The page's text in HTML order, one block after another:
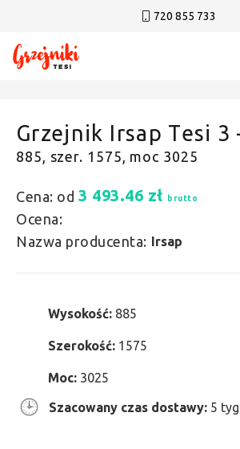
720 855 733
Grzejnik Irsap Tesi 3
885, szer. 1575, moc 3025
Cena: od 3 493.46 zł brutto
Ocena:
Nazwa producenta: Irsap
Wysokość: 885
Szerokość: 1575
Moc: 3025
Szacowany czas dostawy: 5